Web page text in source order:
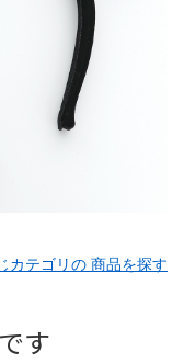
カテゴリの 商品を探す
す